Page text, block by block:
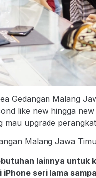
Gedangan Malang
like new hingga
mau upgrade
Malang Jawa
lainnya untuk
iPhone seri lama